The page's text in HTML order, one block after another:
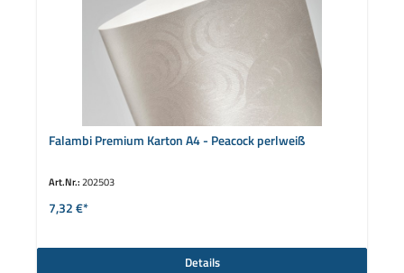
Falambi Premium Karton A4 - Peacock perlweiß
Art.Nr.:202503
7,32 €*
Details